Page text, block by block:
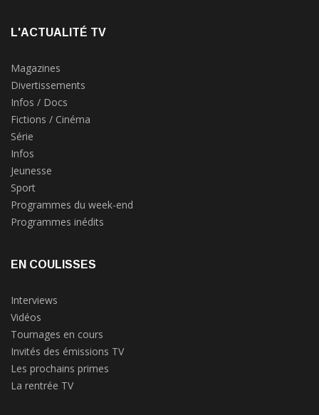
L'ACTUALITÉ TV
Magazines
Divertissements
Infos / Docs
Fictions / Cinéma
Série
Infos
Jeunesse
Sport
Programmes du week-end
Programmes inédits
EN COULISSES
Interviews
Vidéos
Tournages en cours
Invités des émissions TV
Les prochains primes
La rentrée TV